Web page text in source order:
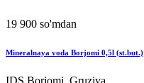
19 900 so'mdan
Mineralnaya voda Borjomi 0,5l (st.but.)
IDS Borjomi, Gruziya